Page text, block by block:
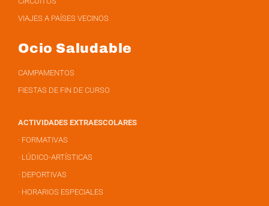
VIAJES A PAÍSES VECINOS
Ocio Saludable
CAMPAMENTOS
FIESTAS DE FIN DE CURSO
ACTIVIDADES EXTRAESCOLARES
· FORMATIVAS
· LÚDICO-ARTÍSTICAS
· DEPORTIVAS
· HORARIOS ESPECIALES